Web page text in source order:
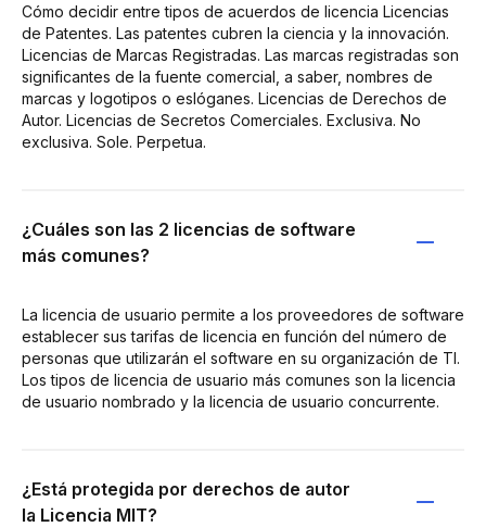
Cómo decidir entre tipos de acuerdos de licencia Licencias
de Patentes. Las patentes cubren la ciencia y la innovación.
Licencias de Marcas Registradas. Las marcas registradas son
significantes de la fuente comercial, a saber, nombres de
marcas y logotipos o eslóganes. Licencias de Derechos de
Autor. Licencias de Secretos Comerciales. Exclusiva. No
exclusiva. Sole. Perpetua.
¿Cuáles son las 2 licencias de software
más comunes?
La licencia de usuario permite a los proveedores de software
establecer sus tarifas de licencia en función del número de
personas que utilizarán el software en su organización de TI.
Los tipos de licencia de usuario más comunes son la licencia
de usuario nombrado y la licencia de usuario concurrente.
¿Está protegida por derechos de autor
la Licencia MIT?